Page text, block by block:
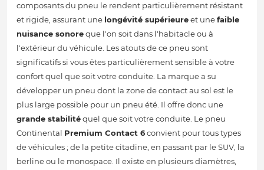
composants du pneu le rendent particulièrement résistant
et rigide, assurant une longévité supérieureet unefaible
nuisance sonoreque l'on soit dans l'habitacle ou à
l'extérieur du véhicule. Les atouts de ce pneu sont
significatifs si vous êtes particulièrement sensible à votre
confort quel que soit votre conduite. La marque a su
développer un pneu dont la zone de contact au sol est le
plus large possible pour un pneu été. Il offre donc une
grande stabilitéquel que soit votre conduite. Le pneu
Continental Premium Contact 6convient pour tous types
de véhicules ; de la petite citadine, en passant par le SUV, la
berline ou le monospace. Il existe en plusieurs diamètres,